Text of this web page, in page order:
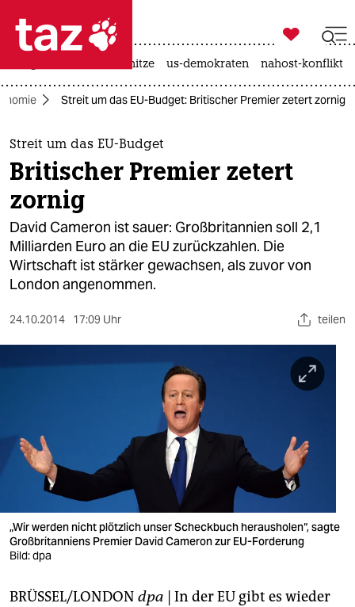
 taz zahl ich
taz zahl ich
themen
politik
öko
gesellschaft
kultur
sport
verlag
verlag
veranstaltungen
shop
fragen & hilfe

taz zahl ich
hitze us-demokraten nahost-konflikt
Streit um das EU-Budget: Britischer Premier zetert zornig
Streit um das EU-Budget
Britischer Premier zetert
zornig
David Cameron ist sauer: Großbritannien soll 2,1
Milliarden Euro an die EU zurückzahlen. Die
Wirtschaft ist stärker gewachsen, als zuvor von
London angenommen.
24.10.2014 17:09 Uhr teilen
„Wir werden nicht plötzlich unser Scheckbuch herausholen“, sagte
Großbritanniens Premier David Cameron zur EU-Forderung
Bild: dpa
BRÜSSEL/LONDON dpa | In der EU gibt es wieder